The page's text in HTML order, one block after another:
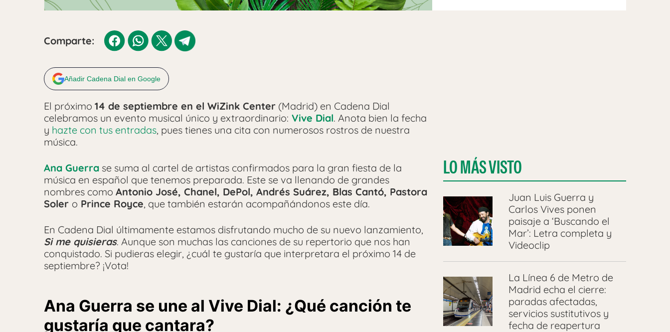
Comparte:
Añadir Cadena Dial en Google
El próximo 14 de septiembre en el WiZink Center (Madrid) en Cadena Dial
celebramos un evento musical único y extraordinario: Vive Dial. Anota bien la fecha
y hazte con tus entradas, pues tienes una cita con numerosos rostros de nuestra
música.
Ana Guerra se suma al cartel de artistas confirmados para la gran fiesta de la
música en español que tenemos preparada. Este se va llenando de grandes
nombres como Antonio José, Chanel, DePol, Andrés Suárez, Blas Cantó, Pastora
Soler o Prince Royce, que también estarán acompañándonos este día.
En Cadena Dial últimamente estamos disfrutando mucho de su nuevo lanzamiento,
Si me quisieras. Aunque son muchas las canciones de su repertorio que nos han
conquistado. Si pudieras elegir, ¿cuál te gustaría que interpretara el próximo 14 de
septiembre? ¡Vota!
LO MÁS VISTO
Juan Luis Guerra y
Carlos Vives ponen
paisaje a ‘Buscando el
Mar’: Letra completa y
Videoclip
La Línea 6 de Metro de
Madrid echa el cierre:
paradas afectadas,
servicios sustitutivos y
fecha de reapertura